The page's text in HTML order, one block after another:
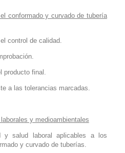
conformado y curvado de tubería
control de calidad.
producto final.
a las tolerancias marcadas.
y medioambientales
y salud laboral aplicables a los
y curvado de tuberías.